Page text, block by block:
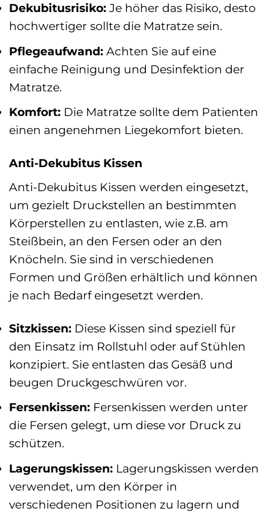
Dekubitusrisiko: Je höher das Risiko, desto
hochwertiger sollte die Matratze sein.
Pflegeaufwand: Achten Sie auf eine
einfache Reinigung und Desinfektion der
Matratze.
Komfort: Die Matratze sollte dem Patienten
einen angenehmen Liegekomfort bieten.
Anti-Dekubitus Kissen
Anti-Dekubitus Kissen werden eingesetzt,
um gezielt Druckstellen an bestimmten
Körperstellen zu entlasten, wie z.B. am
Steißbein, an den Fersen oder an den
Knöcheln. Sie sind in verschiedenen
Formen und Größen erhältlich und können
je nach Bedarf eingesetzt werden.
Sitzkissen: Diese Kissen sind speziell für
den Einsatz im Rollstuhl oder auf Stühlen
konzipiert. Sie entlasten das Gesäß und
beugen Druckgeschwüren vor.
Fersenkissen: Fersenkissen werden unter
die Fersen gelegt, um diese vor Druck zu
schützen.
Lagerungskissen: Lagerungskissen werden
verwendet, um den Körper in
verschiedenen Positionen zu lagern und